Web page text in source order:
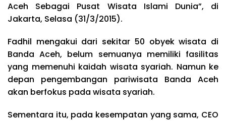
Aceh Sebagai Pusat Wisata Islami Dunia”, di
Jakarta, Selasa (31/3/2015).
Fadhil mengakui dari sekitar 50 obyek wisata di
Banda Aceh, belum semuanya memiliki fasilitas
yang memenuhi kaidah wisata syariah. Namun ke
depan pengembangan pariwisata Banda Aceh
akan berfokus pada wisata syariah.
Sementara itu, pada kesempatan yang sama, CEO